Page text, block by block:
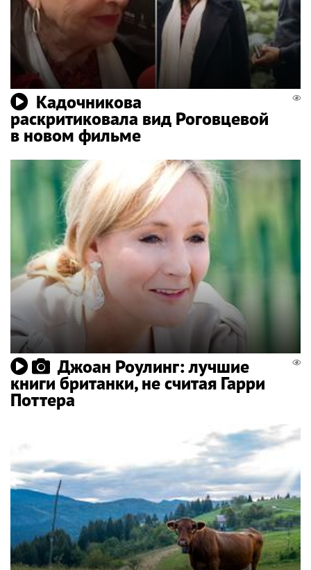
Кадочникова
раскритиковала вид Роговцевой
в новом фильме
Джоан Роулинг: лучшие
книги британки, не считая Гарри
Поттера